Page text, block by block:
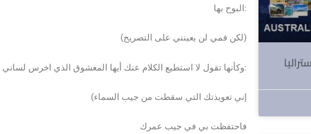
البوح بها:
(لكن فمي لن يعينني على التصريح)
وكأنها تقول لا استطيع الكلام عنك أيها المعشوق الذي اخرس لساني وسدّ شفتي بما كبّلني به من حب وعهود قطعها لي ذات يوم:
(إني تعويذتك التي سقطت من جيب السماء
فاحتفظت بي في جيب عمرك